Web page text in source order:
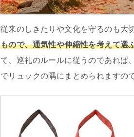
従来のしきたりや文化を守るのも大
もので、通気性や伸縮性を考えて選
て、巡礼のルールに従うのであれば、
でリュックの隅にまとめられますの